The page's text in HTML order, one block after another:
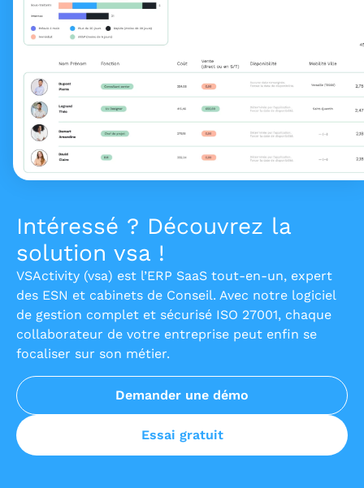
Intéressé ? Découvrez la
solution vsa !
VSActivity (vsa) est l’ERP SaaS tout-en-un, expert
des ESN et cabinets de Conseil. Avec notre logiciel
de gestion complet et sécurisé ISO 27001, chaque
collaborateur de votre entreprise peut enfin se
focaliser sur son métier.
Demander une démo
Essai gratuit